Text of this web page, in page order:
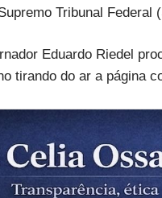
Tribunal Federal
Eduardo Riedel
tirando do ar a página